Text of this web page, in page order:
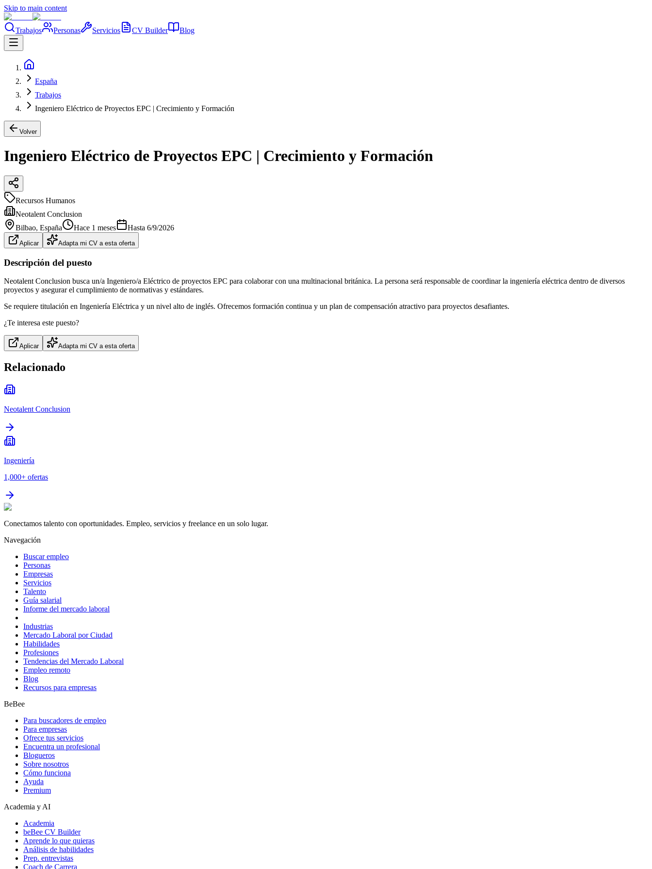
Skip to main content
Trabajos Personas Servicios CV Builder Blog
España
Trabajos
Ingeniero Eléctrico de Proyectos EPC | Crecimiento y Formación
Volver
Ingeniero Eléctrico de Proyectos EPC | Crecimiento y Formación
Recursos Humanos
Neotalent Conclusion
Bilbao, España Hace 1 meses Hasta 6/9/2026
Aplicar Adapta mi CV a esta oferta
Descripción del puesto
Neotalent Conclusion busca un/a Ingeniero/a Eléctrico de proyectos EPC para colaborar con una multinacional británica. La persona será responsable de coordinar la ingeniería eléctrica dentro de diversos
proyectos y asegurar el cumplimiento de normativas y estándares.
Se requiere titulación en Ingeniería Eléctrica y un nivel alto de inglés. Ofrecemos formación continua y un plan de compensación atractivo para proyectos desafiantes.
¿Te interesa este puesto?
Aplicar Adapta mi CV a esta oferta
Relacionado
Neotalent Conclusion
Ingeniería
1,000+ ofertas
Conectamos talento con oportunidades. Empleo, servicios y freelance en un solo lugar.
Navegación
Buscar empleo
Personas
Empresas
Servicios
Talento
Guía salarial
Informe del mercado laboral
Industrias
Mercado Laboral por Ciudad
Habilidades
Profesiones
Tendencias del Mercado Laboral
Empleo remoto
Blog
Recursos para empresas
BeBee
Para buscadores de empleo
Para empresas
Ofrece tus servicios
Encuentra un profesional
Blogueros
Sobre nosotros
Cómo funciona
Ayuda
Premium
Academia y AI
Academia
beBee CV Builder
Aprende lo que quieras
Análisis de habilidades
Prep. entrevistas
Coach de Carrera